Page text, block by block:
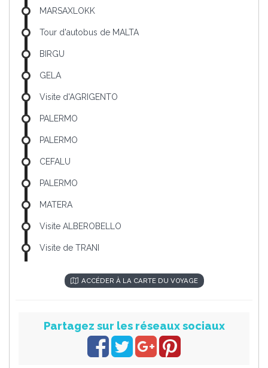
MARSAXLOKK
Tour d'autobus de MALTA
BIRGU
GELA
Visite d'AGRIGENTO
PALERMO
PALERMO
CEFALU
PALERMO
MATERA
Visite ALBEROBELLO
Visite de TRANI
ACCÉDER À LA CARTE DU VOYAGE
Partagez sur les réseaux sociaux